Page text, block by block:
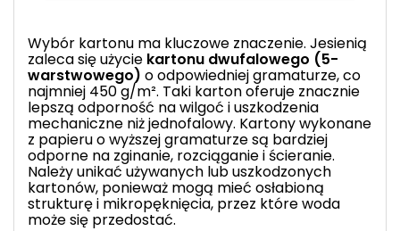
Wybór kartonu ma kluczowe znaczenie. Jesienią
zaleca się użycie kartonu dwufalowego (5-
warstwowego) o odpowiedniej gramaturze, co
najmniej 450 g/m². Taki karton oferuje znacznie
lepszą odporność na wilgoć i uszkodzenia
mechaniczne niż jednofalowy. Kartony wykonane
z papieru o wyższej gramaturze są bardziej
odporne na zginanie, rozciąganie i ścieranie.
Należy unikać używanych lub uszkodzonych
kartonów, ponieważ mogą mieć osłabioną
strukturę i mikropęknięcia, przez które woda
może się przedostać.